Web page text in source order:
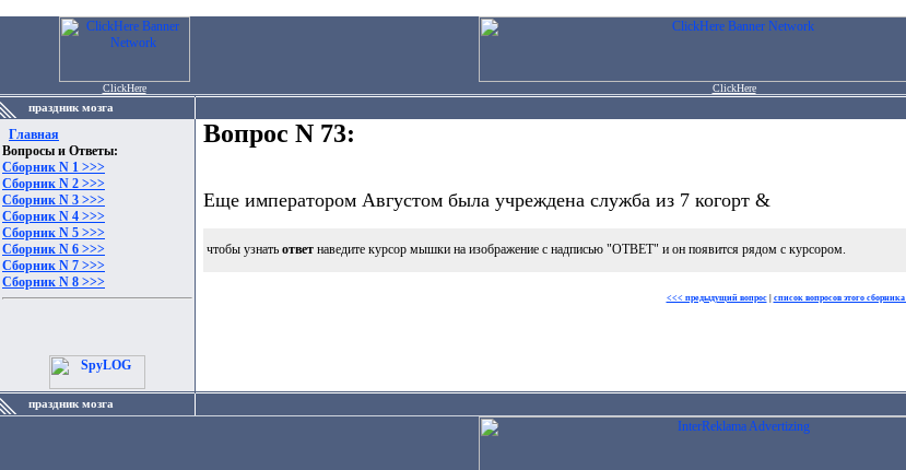
ClickHere ClickHere
праздник мозга
Главная
Вопросы и Ответы:
Сборник N 1 >>>
Сборник N 2 >>>
Сборник N 3 >>>
Сборник N 4 >>>
Сборник N 5 >>>
Сборник N 6 >>>
Сборник N 7 >>>
Сборник N 8 >>>
Вопрос N 73:
Еще императором Августом была учреждена служба из 7 когорт &
чтобы узнать ответ наведите курсор мышки на изображение с надписью "ОТВЕТ" и он появится рядом с курсором.
<<< предыдущий вопрос| список вопросов этого сборника
праздник мозга